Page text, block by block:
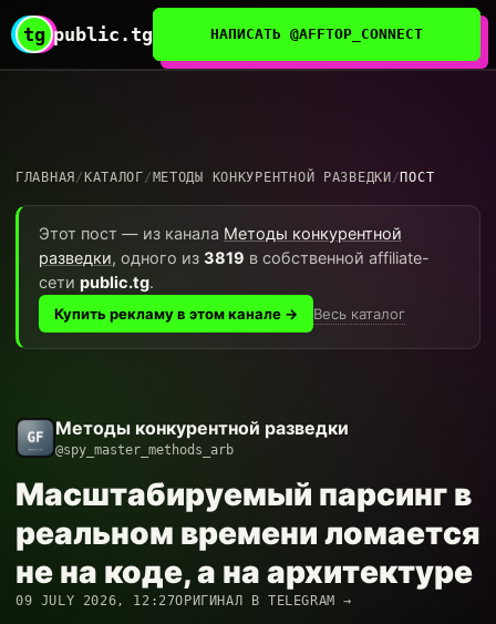
tg public.tg НАПИСАТЬ @AFFTOP_CONNECT
ГЛАВНАЯ / КАТАЛОГ/ МЕТОДЫ КОНКУРЕНТНОЙ РАЗВЕДКИ / ПОСТ
Этот пост — из канала Методы конкурентной
разведки, одного из 3819 в собственной affiliate-
сети public.tg.
Купить рекламу в этом канале → Весь каталог
Методы конкурентной разведки
@spy_master_methods_arb
Масштабируемый парсинг в
реальном времени ломается
не на коде, а на архитектуре
09 JULY 2026, 12:27ОРИГИНАЛ В TELEGRAM →